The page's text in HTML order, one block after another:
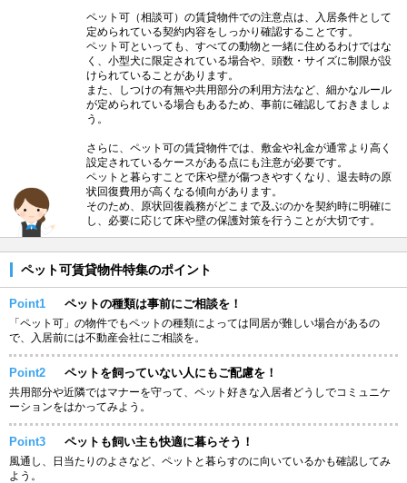
ペット可（相談可）の賃貸物件での注意点は、入居条件として
定められている契約内容をしっかり確認することです。
ペット可といっても、すべての動物と一緒に住めるわけではな
く、小型犬に限定されている場合や、頭数・サイズに制限が設
けられていることがあります。
また、しつけの有無や共用部分の利用方法など、細かなルール
が定められている場合もあるため、事前に確認しておきましょ
う。
さらに、ペット可の賃貸物件では、敷金や礼金が通常より高く
設定されているケースがある点にも注意が必要です。
ペットと暮らすことで床や壁が傷つきやすくなり、退去時の原
状回復費用が高くなる傾向があります。
そのため、原状回復義務がどこまで及ぶのかを契約時に明確に
し、必要に応じて床や壁の保護対策を行うことが大切です。
ペット可賃貸物件特集のポイント
Point1 ペットの種類は事前にご相談を！
「ペット可」の物件でもペットの種類によっては同居が難しい場合があるの
で、入居前には不動産会社にご相談を。
Point2 ペットを飼っていない人にもご配慮を！
共用部分や近隣ではマナーを守って、ペット好きな入居者どうしでコミュニケ
ーションをはかってみよう。
Point3 ペットも飼い主も快適に暮らそう！
風通し、日当たりのよさなど、ペットと暮らすのに向いているかも確認してみ
よう。